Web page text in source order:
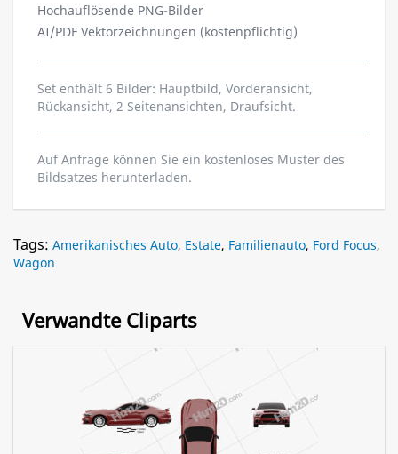
Hochauflösende PNG-Bilder
AI/PDF Vektorzeichnungen (kostenpflichtig)
Set enthält 6 Bilder: Hauptbild, Vorderansicht,
Rückansicht, 2 Seitenansichten, Draufsicht.
Auf Anfrage können Sie ein kostenloses Muster des
Bildsatzes herunterladen.
Tags: Amerikanisches Auto, Estate, Familienauto, Ford Focus,
Wagon
Verwandte Cliparts